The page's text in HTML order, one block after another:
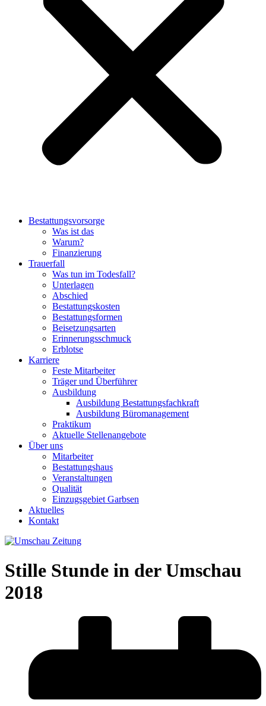
Bestattungsvorsorge
Was ist das
Warum?
Finanzierung
Trauerfall
Was tun im Todesfall?
Unterlagen
Abschied
Bestattungskosten
Bestattungsformen
Beisetzungsarten
Erinnerungsschmuck
Erblotse
Karriere
Feste Mitarbeiter
Träger und Überführer
Ausbildung
Ausbildung Bestattungsfachkraft
Ausbildung Büromanagement
Praktikum
Aktuelle Stellenangebote
Über uns
Mitarbeiter
Bestattungshaus
Veranstaltungen
Qualität
Einzugsgebiet Garbsen
Aktuelles
Kontakt
Stille Stunde in der Umschau
2018